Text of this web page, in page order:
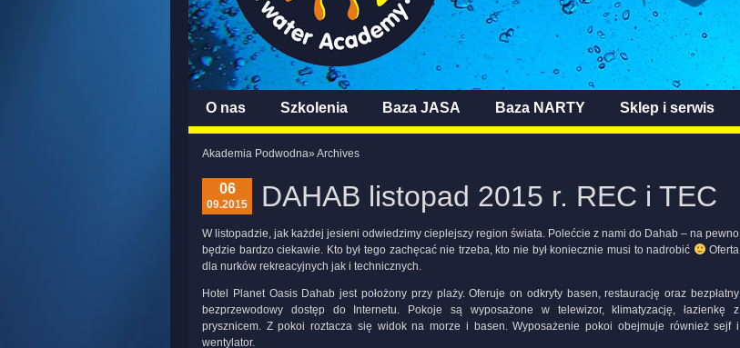
O nas Szkolenia Baza JASA Baza NARTY Sklep i serwis
Akademia Podwodna» Archives
06
09.2015 DAHAB listopad 2015 r. REC i TEC
W listopadzie, jak każdej jesieni odwiedzimy cieplejszy region świata. Polećcie z nami do Dahab – na pewno
będzie bardzo ciekawie. Kto był tego zachęcać nie trzeba, kto nie był koniecznie musi to nadrobić
Oferta
dla nurków rekreacyjnych jak i technicznych.
Hotel Planet Oasis Dahab jest położony przy plaży. Oferuje on odkryty basen, restaurację oraz bezpłatny
bezprzewodowy dostęp do Internetu. Pokoje są wyposażone w telewizor, klimatyzację, łazienkę z
prysznicem. Z pokoi roztacza się widok na morze i basen. Wyposażenie pokoi obejmuje również sejf i
wentylator.